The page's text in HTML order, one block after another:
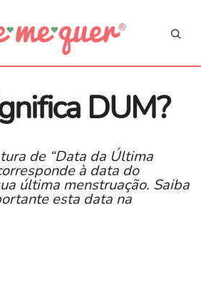
DUM?
de “Data da Última
à data do
última menstruação. Saiba
esta data na